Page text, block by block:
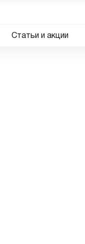
Статьи и акции